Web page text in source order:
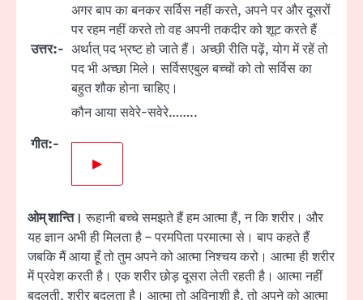
उत्तर:-
अगर बाप का बनकर सर्विस नहीं करते, अपने पर और दूसरों
पर रहम नहीं करते तो वह अपनी तकदीर को शूट करते हैं
अर्थात् पद भ्रष्ट हो जाते हैं। अच्छी रीति पढ़ें, योग में रहें तो
पद भी अच्छा मिले। सर्विसएबुल बच्चों को तो सर्विस का
बहुत शौक होना चाहिए।
गीत:-
कौन आया सवेरे-सवेरे……..
▶
ओम् शान्ति। रूहानी बच्चे समझते हैं हम आत्मा हैं, न कि शरीर। और
यह ज्ञान अभी ही मिलता है – परमपिता परमात्मा से। बाप कहते हैं
जबकि मैं आया हूँ तो तुम अपने को आत्मा निश्चय करो। आत्मा ही शरीर
में प्रवेश करती है। एक शरीर छोड़ दूसरा लेती रहती है। आत्मा नहीं
बदलती, शरीर बदलता है। आत्मा तो अविनाशी है, तो अपने को आत्मा